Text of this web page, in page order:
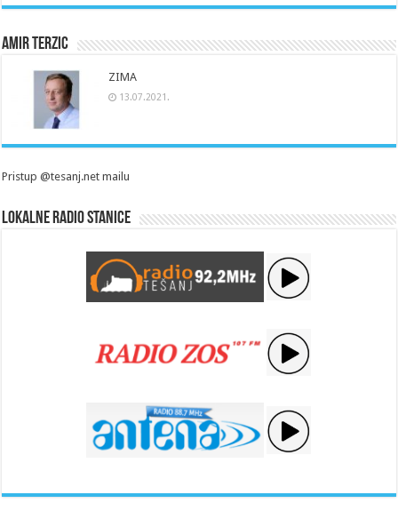
Amir Terzic
ZIMA
13.07.2021.
Pristup @tesanj.net mailu
Lokalne radio stanice